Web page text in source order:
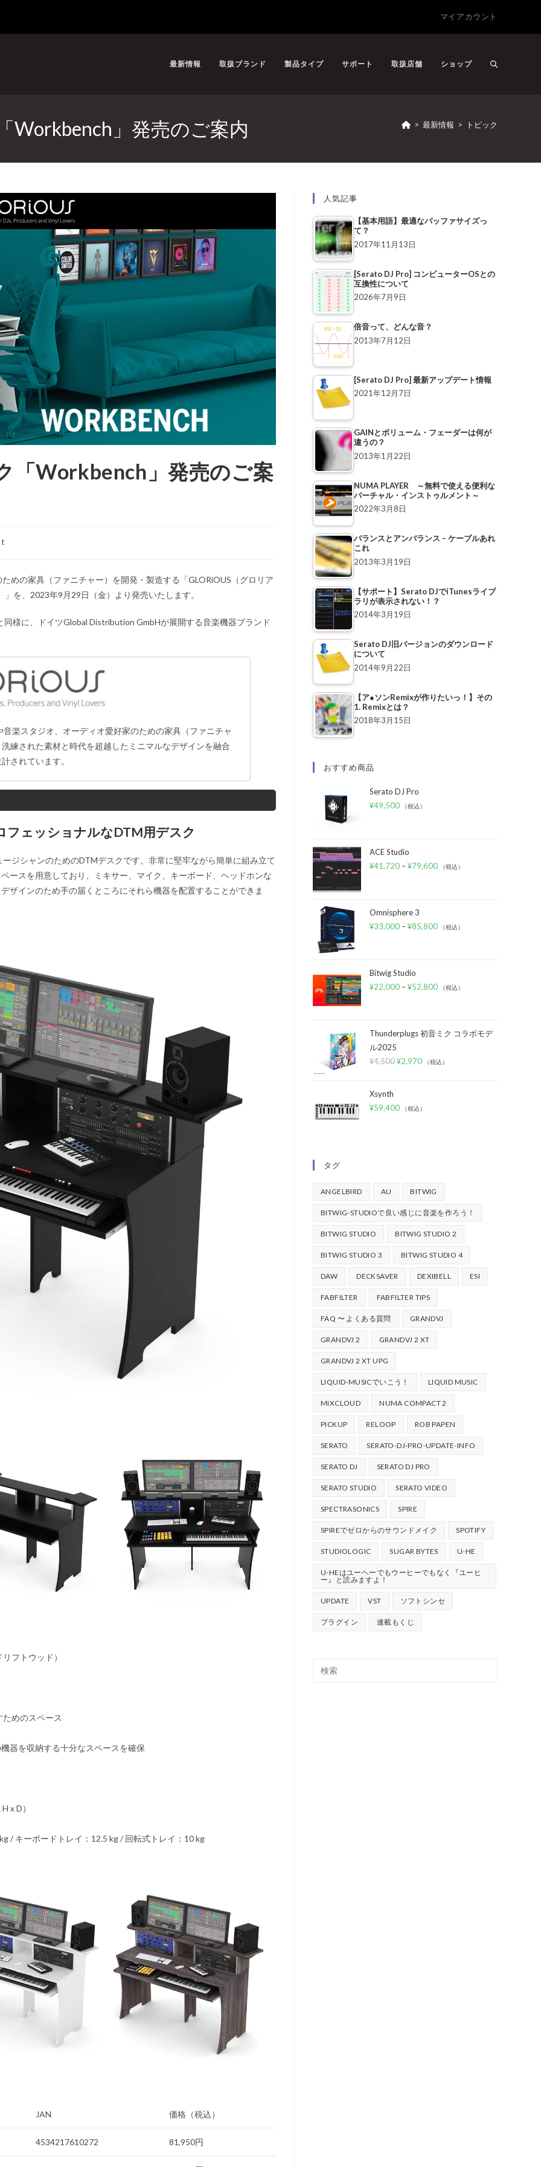
マイアカウント
最新情報 取扱ブランド 製品タイプ サポート 取扱店舗 ショップ
Workbench」発売のご案内 > 最新情報 > トピック
「Workbench」発売のご案
めの家具（ファニチャー）を開発・製造する「GLORiOUS（グロリア
を、2023年9月29日（金）より発売いたします。
様に、ドイツGlobal Distribution GmbHが展開する音楽機器ブランド
楽スタジオ、オーディオ愛好家のための家具（ファニチャ
練された素材と時代を超越したミニマルなデザインを融合
されています。
フェッショナルなDTM用デスク
ジシャンのためのDTMデスクです。非常に堅牢ながら簡単に組み立て
ースを用意しており、ミキサー、マイク、キーボード、ヘッドホンな
ザインのため手の届くところにそれら機器を配置することができま
フトウッド）
めのスペース
器を収納する十分なスペースを確保
x D）
/ キーボードトレイ：12.5 kg / 回転式トレイ：10 kg
JAN 価格（税込）
4534217610272 81,950円
人気記事
【基本用語】最適なバッファサイズっ
て？
2017年11月13日
[Serato DJ Pro] コンピューターOSとの
互換性について
2026年7月9日
倍音って、どんな音？
2013年7月12日
[Serato DJ Pro] 最新アップデート情報
2021年12月7日
GAINとボリューム・フェーダーは何が
違うの？
2013年1月22日
NUMA PLAYER ～無料で使える便利な
バーチャル・インストゥルメント～
2022年3月8日
バランスとアンバランス – ケーブルあれ
これ
2013年3月19日
【サポート】Serato DJでiTunesライブ
ラリが表示されない！？
2014年3月19日
Serato DJ旧バージョンのダウンロード
について
2014年9月22日
【ア●ソンRemixが作りたいっ！】その
1. Remixとは？
2018年3月15日
おすすめ商品
Serato DJ Pro
¥49,500 （税込）
ACE Studio
¥41,720 –¥79,600 （税込）
Omnisphere 3
¥33,000 –¥85,800 （税込）
Bitwig Studio
¥22,000 –¥52,800 （税込）
Thunderplugs 初音ミク コラボモデ
ル2025
¥4,500¥2,970 （税込）
Xsynth
¥59,400 （税込）
タグ
ANGELBIRD AU BITWIG
BITWIG-STUDIOで良い感じに音楽を作ろう！
BITWIG STUDIO BITWIG STUDIO 2
BITWIG STUDIO 3 BITWIG STUDIO 4
DAW DECKSAVER DEXIBELL ESI
FABFILTER FABFILTER TIPS
FAQ 〜 よくある質問 GRANDVJ
GRANDVJ 2 GRANDVJ 2 XT
GRANDVJ 2 XT UPG
LIQUID-MUSICでいこう！ LIQUID MUSIC
MIXCLOUD NUMA COMPACT 2
PICKUP RELOOP ROB PAPEN
SERATO SERATO-DJ-PRO-UPDATE-INFO
SERATO DJ SERATO DJ PRO
SERATO STUDIO SERATO VIDEO
SPECTRASONICS SPIRE
SPIREでゼロからのサウンドメイク SPOTIFY
STUDIOLOGIC SUGAR BYTES U-HE
U-HEはユーヘーでもウーヒーでもなく『ユーヒ
ー』と読みますよ！
UPDATE VST ソフトシンセ
プラグイン 連載もくじ